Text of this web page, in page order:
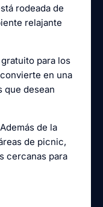
rodeada de
relajante
para los
en una
que desean
de la
de picnic,
cercanas para